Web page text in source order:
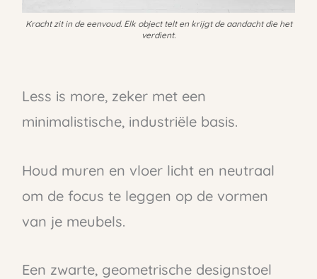
Kracht zit in de eenvoud. Elk object telt en krijgt de aandacht die het
verdient.
Less is more, zeker met een
minimalistische, industriële basis.
Houd muren en vloer licht en neutraal
om de focus te leggen op de vormen
van je meubels.
Een zwarte, geometrische designstoel